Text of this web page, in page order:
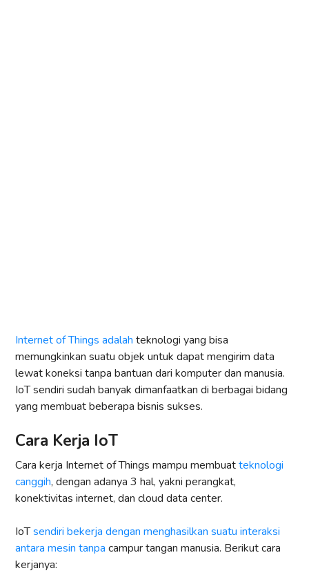
Internet of Things adalah teknologi yang bisa
memungkinkan suatu objek untuk dapat mengirim data
lewat koneksi tanpa bantuan dari komputer dan manusia.
IoT sendiri sudah banyak dimanfaatkan di berbagai bidang
yang membuat beberapa bisnis sukses.
Cara Kerja IoT
Cara kerja Internet of Things mampu membuatteknologi
canggih, dengan adanya 3 hal, yakni perangkat,
konektivitas internet, dan cloud data center.
IoTsendiri bekerja dengan menghasilkan suatu interaksi
antara mesin tanpa campur tangan manusia. Berikut cara
kerjanya: